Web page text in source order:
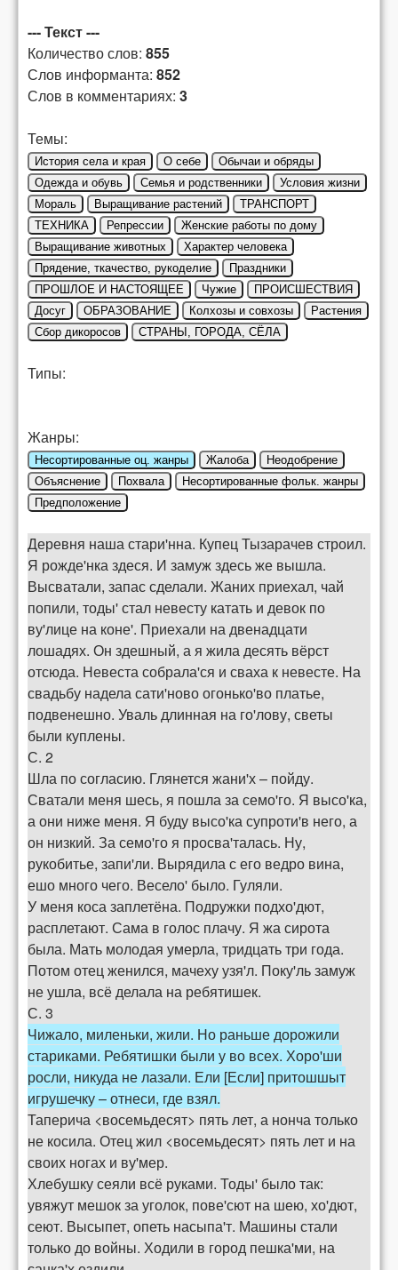
--- Текст ---
Количество слов: 855
Слов информанта: 852
Слов в комментариях: 3
Темы:
История села и края О себе
Обычаи и обряды
Одежда и обувь
Семья и родственники
Условия жизни
Мораль
Выращивание растений
ТРАНСПОРТ
ТЕХНИКА
Репрессии
Женские работы по дому
Выращивание животных
Характер человека
Прядение, ткачество, рукоделие
Праздники
ПРОШЛОЕ И НАСТОЯЩЕЕ
Чужие
ПРОИСШЕСТВИЯ
Досуг
ОБРАЗОВАНИЕ Колхозы и совхозы
Растения
Сбор дикоросов
СТРАНЫ, ГОРОДА, СЁЛА
Типы:
Жанры:
Несортированные оц. жанры Жалоба
Неодобрение
Объяснение
Похвала
Несортированные фольк. жанры
Предположение
Деревня наша стари'нна. Купец Тызарачев строил.
Я рожде'нка здеся. И замуж здесь же вышла.
Высватали, запас сделали. Жаних приехал, чай
попили, тоды' стал невесту катать и девок по
ву'лице на коне'. Приехали на двенадцати
лошадях. Он здешный, а я жила десять вёрст
отсюда. Невеста собрала'ся и сваха к невесте. На
свадьбу надела сати'ново огонько'во платье,
подвенешно. Уваль длинная на го'лову, светы
были куплены.
С. 2
Шла по согласию. Глянется жани'х – пойду.
Сватали меня шесь, я пошла за семо'го. Я высо'ка,
а они ниже меня. Я буду высо'ка супроти'в него, а
он низкий. За семо'го я просва'талась. Ну,
рукобитье, запи'ли. Вырядила с его ведро вина,
ешо много чего. Весело' было. Гуляли.
У меня коса заплетёна. Подружки подхо'дют,
расплетают. Сама в голос плачу. Я жа сирота
была. Мать молодая умерла, тридцать три года.
Потом отец женился, мачеху узя'л. Поку'ль замуж
не ушла, всё делала на ребятишек.
С. 3
Чижало, миленьки, жили. Но раньше дорожили
стариками. Ребятишки были у во всех. Хоро'ши
росли, никуда не лазали. Ели [Если] притошшыт
игрушечку – отнеси, где взял.
Таперича <восемьдесят> пять лет, а нонча только
не косила. Отец жил <восемьдесят> пять лет и на
своих ногах и ву'мер.
Хлебушку сеяли всё руками. Тоды' было так:
увяжут мешок за уголок, пове'сют на шею, хо'дют,
сеют. Высыпет, опеть насыпа'т. Машины стали
только до войны. Ходили в город пешка'ми, на